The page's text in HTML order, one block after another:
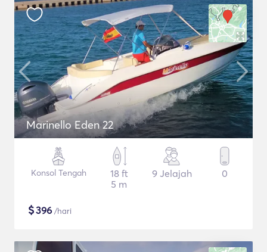
Marinello Eden 22
Konsol Tengah
18 ft
5 m
9 Jelajah 0
$396 /hari